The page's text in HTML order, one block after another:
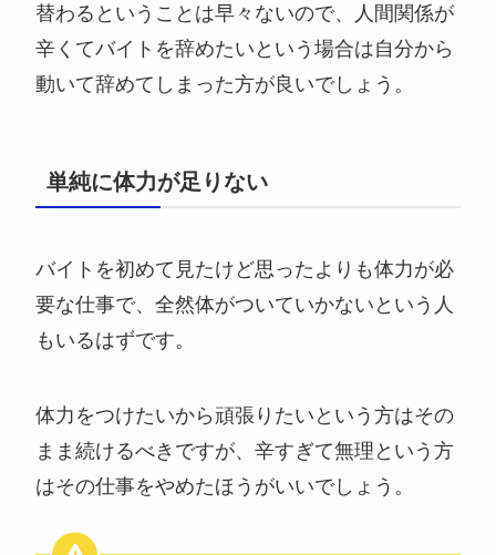
替わるということは早々ないので、人間関係が
辛くてバイトを辞めたいという場合は自分から
動いて辞めてしまった方が良いでしょう。
単純に体力が足りない
バイトを初めて見たけど思ったよりも体力が必
要な仕事で、全然体がついていかないという人
もいるはずです。
体力をつけたいから頑張りたいという方はその
まま続けるべきですが、辛すぎて無理という方
はその仕事をやめたほうがいいでしょう。